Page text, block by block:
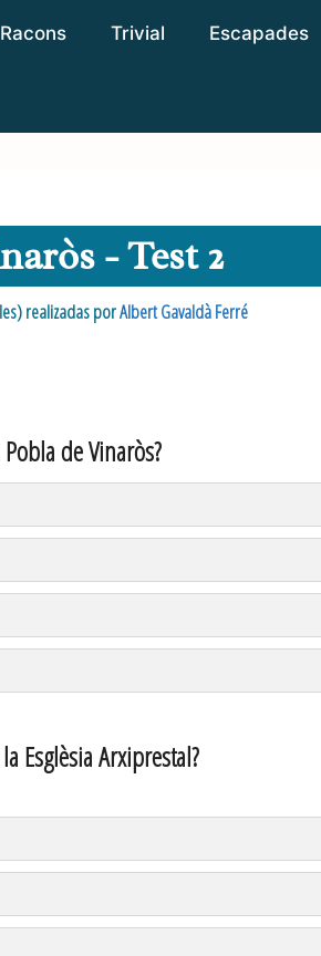
Racons Trivial Escapades
- Test 2
realizadas porAlbert Gavaldà Ferré
de Vinaròs?
Esglèsia Arxiprestal?